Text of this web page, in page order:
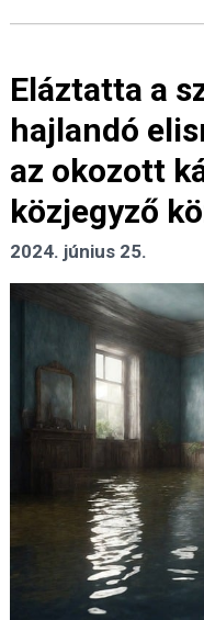
Eláztatta a
hajlandó
az okozott
közjegyző
2024. június 25.